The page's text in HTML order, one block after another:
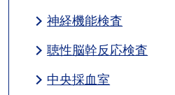
神経機能検査
聴性脳幹反応検査
中央採血室